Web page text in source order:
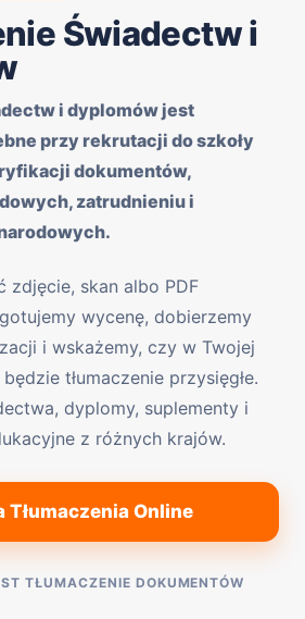
Świadectw i
i dyplomów jest
przy rekrutacji do szkoły
dokumentów,
zatrudnieniu i
zdjęcie, skan albo PDF
wycenę, dobierzemy
i wskażemy, czy w Twojej
tłumaczenie przysięgłe.
dyplomy, suplementy i
z różnych krajów.
Tłumaczenia Online
TŁUMACZENIE DOKUMENTÓW